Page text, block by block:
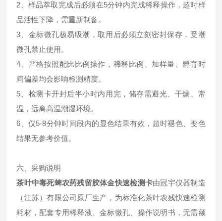
2、样品萃取完成后必须在5分钟内完成稀释操作，超时样
品活性下降，需重新制备。
3、金标微孔极易吸潮，取用后必须立刻密封保存，受潮
微孔禁止使用。
4、严格按照配比比例操作，稀释比例、加样量、孵育时
间偏差均会影响检测精度。
5、检测卡开封后半小时内用完，储存需避光、干燥、常
温，远离高温潮湿环境。
6、仅5-8分钟时间段内的显色结果有效，超时褪色、变色
结果无参考价值。
六、采购说明
茶叶中毒死蜱农药残留胶体金快速检测卡由冠宇仪器制造
（江苏）有限公司原厂生产，为标准化茶叶农残快速检测
耗材，配套专用稀释液、金标微孔、操作说明书，无需额